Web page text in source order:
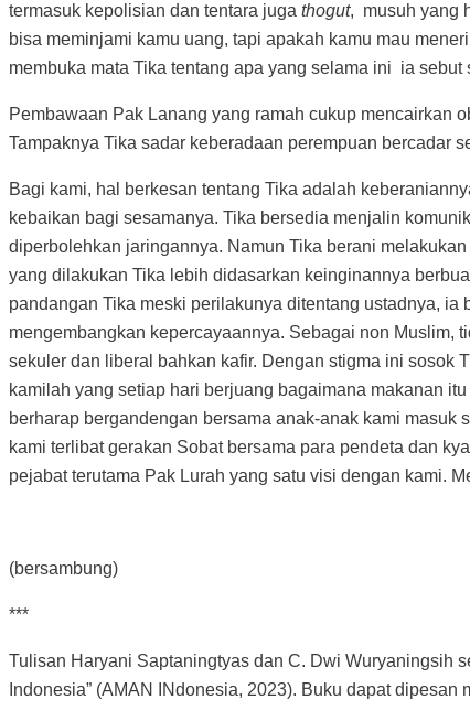
termasuk kepolisian dan tentara juga thogut, musuh yang
bisa meminjami kamu uang, tapi apakah kamu mau
membuka mata Tika tentang apa yang selama ini ia sebut
Pembawaan Pak Lanang yang ramah cukup mencairkan
Tampaknya Tika sadar keberadaan perempuan bercadar
Bagi kami, hal berkesan tentang Tika adalah
kebaikan bagi sesamanya. Tika bersedia menjalin
diperbolehkan jaringannya. Namun Tika berani
yang dilakukan Tika lebih didasarkan keinginannya
pandangan Tika meski perilakunya ditentang ustadnya,
mengembangkan kepercayaannya. Sebagai non Muslim,
sekuler dan liberal bahkan kafir. Dengan stigma ini sosok
kamilah yang setiap hari berjuang bagaimana makanan
berharap bergandengan bersama anak-anak kami
kami terlibat gerakan Sobat bersama para pendeta dan
pejabat terutama Pak Lurah yang satu visi dengan kami.
(bersambung)
***
Tulisan Haryani Saptaningtyas dan C. Dwi Wuryaningsih
Indonesia” (AMAN INdonesia, 2023). Buku dapat dipesan